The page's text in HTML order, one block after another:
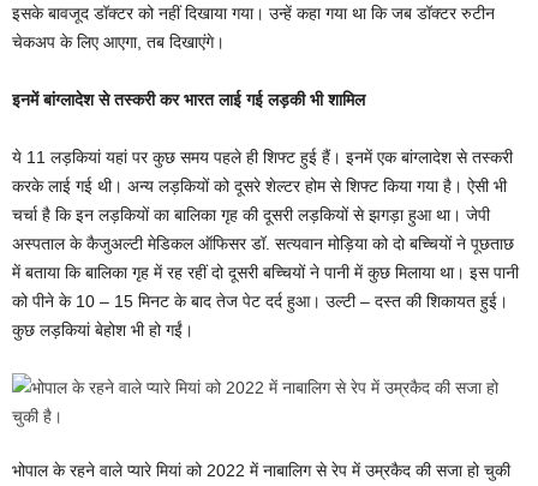
इसके बावजूद डॉक्टर को नहीं दिखाया गया। उन्हें कहा गया था कि जब डॉक्टर रुटीन
चेकअप के लिए आएगा, तब दिखाएंगे।
इनमें बांग्लादेश से तस्करी कर भारत लाई गई लड़की भी शामिल
ये 11 लड़कियां यहां पर कुछ समय पहले ही शिफ्ट हुई हैं। इनमें एक बांग्लादेश से तस्करी
करके लाई गई थी। अन्य लड़कियों को दूसरे शेल्टर होम से शिफ्ट किया गया है। ऐसी भी
चर्चा है कि इन लड़कियों का बालिका गृह की दूसरी लड़कियों से झगड़ा हुआ था। जेपी
अस्पताल के कैजुअल्टी मेडिकल ऑफिसर डॉ. सत्यवान मोड़िया को दो बच्चियों ने पूछताछ
में बताया कि बालिका गृह में रह रहीं दो दूसरी बच्चियों ने पानी में कुछ मिलाया था। इस पानी
को पीने के 10 – 15 मिनट के बाद तेज पेट दर्द हुआ। उल्टी – दस्त की शिकायत हुई।
कुछ लड़कियां बेहोश भी हो गईं।
भोपाल के रहने वाले प्यारे मियां को 2022 में नाबालिग से रेप में उम्रकैद की सजा हो चुकी